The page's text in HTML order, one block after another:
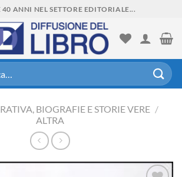
40 ANNI NEL SETTORE EDITORIALE...
BIOGRAFIE E STORIE VERE /
ALTRA